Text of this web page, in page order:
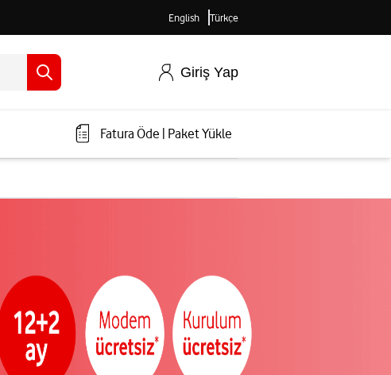
English Türkçe
Giriş Yap
Fatura Öde Paket Yükle